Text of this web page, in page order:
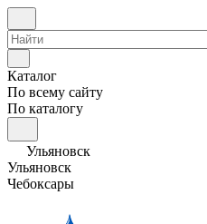
Каталог
По всему сайту
По каталогу
Ульяновск
Ульяновск
Чебоксары